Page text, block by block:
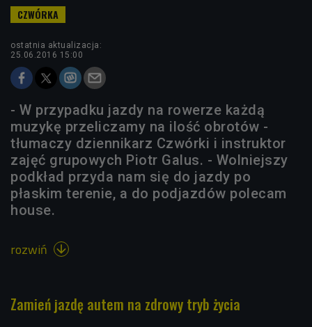
ostatnia aktualizacja:
25.06.2016 15:00
- W przypadku jazdy na rowerze każdą
muzykę przeliczamy na ilość obrotów -
tłumaczy dziennikarz Czwórki i instruktor
zajęć grupowych Piotr Galus. - Wolniejszy
podkład przyda nam się do jazdy po
płaskim terenie, a do podjazdów polecam
house.
rozwiń 
Zamień jazdę autem na zdrowy tryb życia